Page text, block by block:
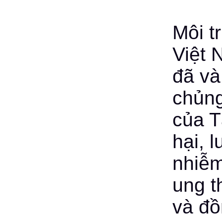
Môi
Việt
đã
của
hại,
ung
và